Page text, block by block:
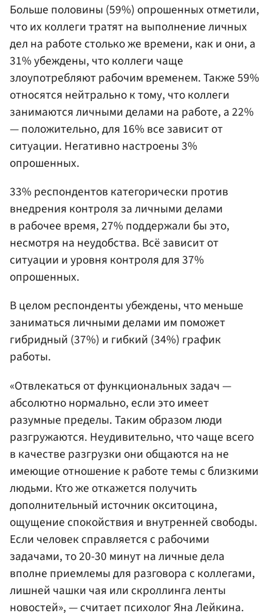
Больше половины (59%) опрошенных отметили,
что их коллеги тратят на выполнение личных
дел на работе столько же времени, как и они, а
31% убеждены, что коллеги чаще
злоупотребляют рабочим временем. Также 59%
относятся нейтрально к тому, что коллеги
занимаются личными делами на работе, а 22%
— положительно, для 16% все зависит от
ситуации. Негативно настроены 3%
опрошенных.
33% респондентов категорически против
внедрения контроля за личными делами
в рабочее время, 27% поддержали бы это,
несмотря на неудобства. Всё зависит от
ситуации и уровня контроля для 37%
опрошенных.
В целом респонденты убеждены, что меньше
заниматься личными делами им поможет
гибридный (37%) и гибкий (34%) график
работы.
«Отвлекаться от функциональных задач —
‎абсолютно нормально, если это имеет
разумные пределы. Таким образом люди
разгружаются. Неудивительно, что чаще всего
в качестве разгрузки они общаются на не
имеющие отношение к работе темы с близкими
людьми. Кто же откажется получить
дополнительный источник окситоцина,
ощущение спокойствия и внутренней свободы.
Если человек справляется с рабочими
задачами, то 20-30 минут на личные дела
вполне приемлемы для разговора с коллегами,
лишней чашки чая или скроллинга ленты
новостей», — считает психолог Яна Лейкина.